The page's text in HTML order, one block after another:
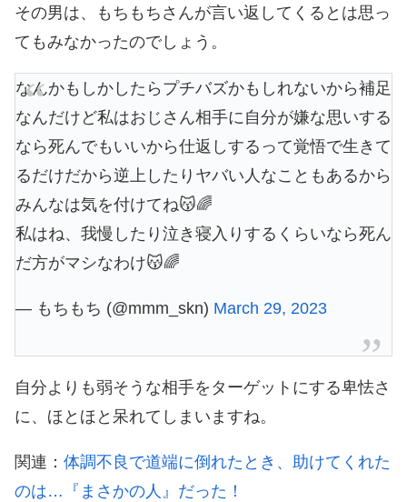
その男は、もちもちさんが言い返してくるとは思っ
てもみなかったのでしょう。
なんかもしかしたらプチバズかもしれないから補足
なんだけど私はおじさん相手に自分が嫌な思いする
なら死んでもいいから仕返しするって覚悟で生きて
るだけだから逆上したりヤバい人なこともあるから
みんなは気を付けてね😽🌈
私はね、我慢したり泣き寝入りするくらいなら死ん
だ方がマシなわけ😽🌈
— もちもち (@mmm_skn) March 29, 2023
自分よりも弱そうな相手をターゲットにする卑怯さ
に、ほとほと呆れてしまいますね。
関連： 体調不良で道端に倒れたとき、助けてくれた
のは…『まさかの人』だった！